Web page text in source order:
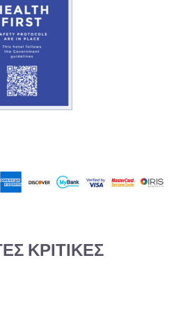
ΚΡΙΤΙΚΕΣ